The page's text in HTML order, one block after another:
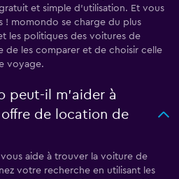
et simple d'utilisation. Et vous
! momondo se charge du plus
les politiques des voitures de
de les comparer et de choisir celle
voyage.
peut-il m’aider à
de location de
aide à trouver la voiture de
votre recherche en utilisant les